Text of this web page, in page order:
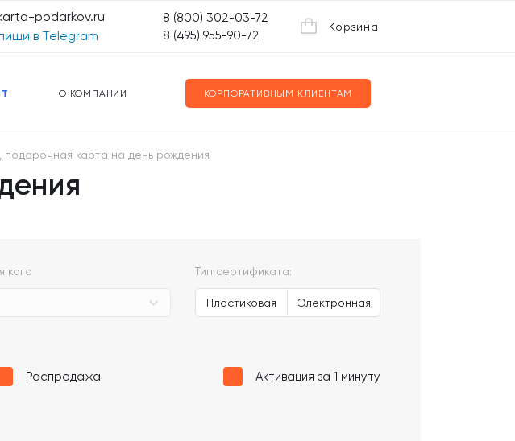
О КОМПАНИИ КОРПОРАТИВНЫМ КЛИЕНТАМ
podarkov.ru
в Telegram
8 (800) 302-03-72
8 (495) 955-90-72
Корзина
КАРТЫ
карта на день рождения
кого Тип сертификата:
Пластиковая Электронная
Распродажа Активация за 1 минуту